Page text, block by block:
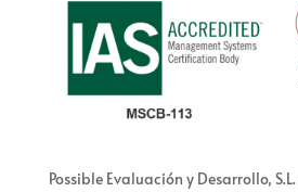
Possible Evaluación y Desarrollo,